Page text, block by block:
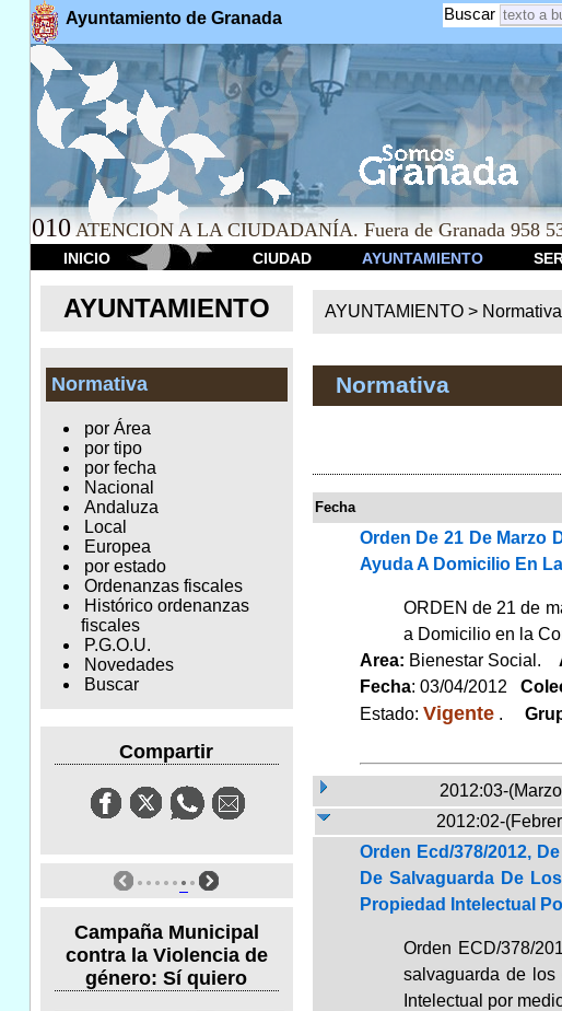
Ayuntamiento de Granada Buscar
010 ATENCION A LA CIUDADANÍA. Fuera de Granada 958
INICIO CIUDAD AYUNTAMIENTO
AYUNTAMIENTO
Normativa
por Área
por tipo
por fecha
Nacional
Andaluza
Local
Europea
por estado
Ordenanzas fiscales
Histórico ordenanzas
fiscales
P.G.O.U.
Novedades
Buscar
Compartir
Campaña Municipal
contra la Violencia de
género: Sí quiero
AYUNTAMIENTO > Normativa
Normativa
Fecha
Orden De 21 De Marzo
Ayuda A Domicilio En
ORDEN de 21 de
a Domicilio en la
Area: Bienestar Social.
Fecha: 03/04/2012
Estado: Vigente.
2012:03-
2012:02-
Orden Ecd/378/2012,
De Salvaguarda De
Propiedad Intelectual
Orden ECD/378/
salvaguarda de
Intelectual por